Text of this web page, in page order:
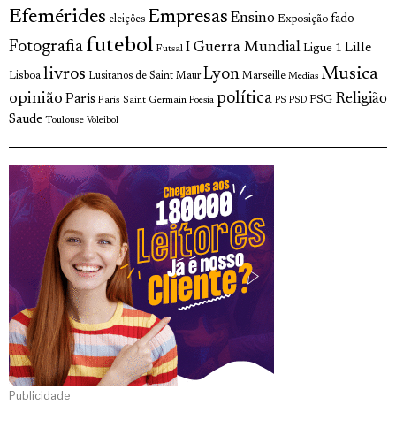
Efemérides eleições Empresas Ensino Exposição fado
Fotografia futebol Futsal I Guerra Mundial Ligue 1 Lille
Lisboa livros Lusitanos de Saint Maur Lyon Marseille Medias Musica
opinião Paris Paris Saint Germain Poesia política PS PSD PSG Religião
Saude Toulouse Voleibol
Publicidade